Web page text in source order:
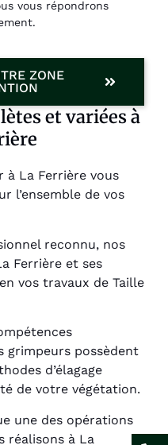
vous répondrons
ZONE
et variées à
à La Ferrière vous
l’ensemble de vos
reconnu, nos
Ferrière et ses
vos travaux de Taille
grimpeurs possèdent
d’élagage
de votre végétation.
une des opérations
réalisons à La